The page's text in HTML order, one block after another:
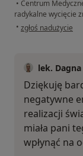
• Centrum
radykalne wycięcie
• w opinii
zgłoś nadużycie
lek.
Dziękuję
negatywne
realizacji
miała pani
wpłynąć na